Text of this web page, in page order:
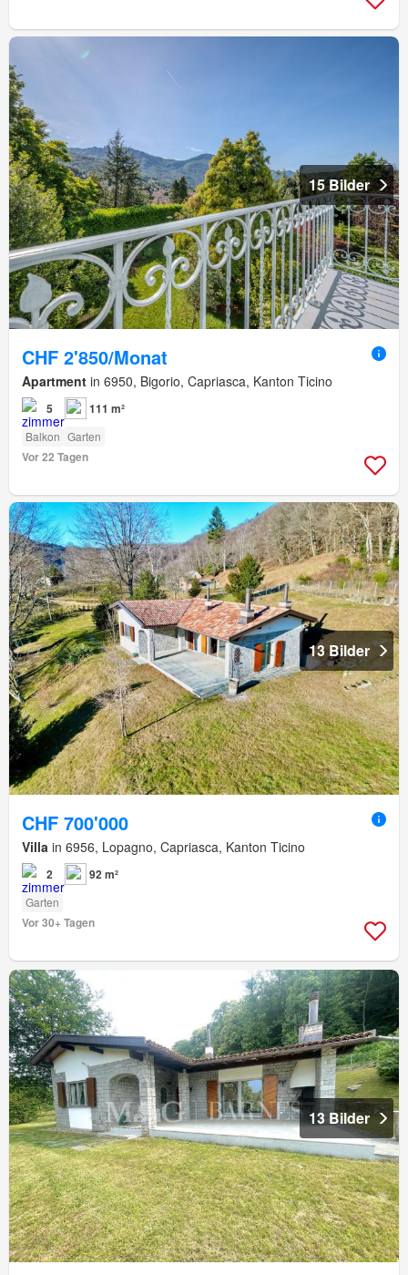
15 Bilder
CHF 2'850/Monat
Apartment in 6950, Bigorio, Capriasca, Kanton Ticino
5 111 m²
Balkon Garten
Vor 22 Tagen
13 Bilder
CHF 700'000
Villa in 6956, Lopagno, Capriasca, Kanton Ticino
2 92 m²
Garten
Vor 30+ Tagen
13 Bilder